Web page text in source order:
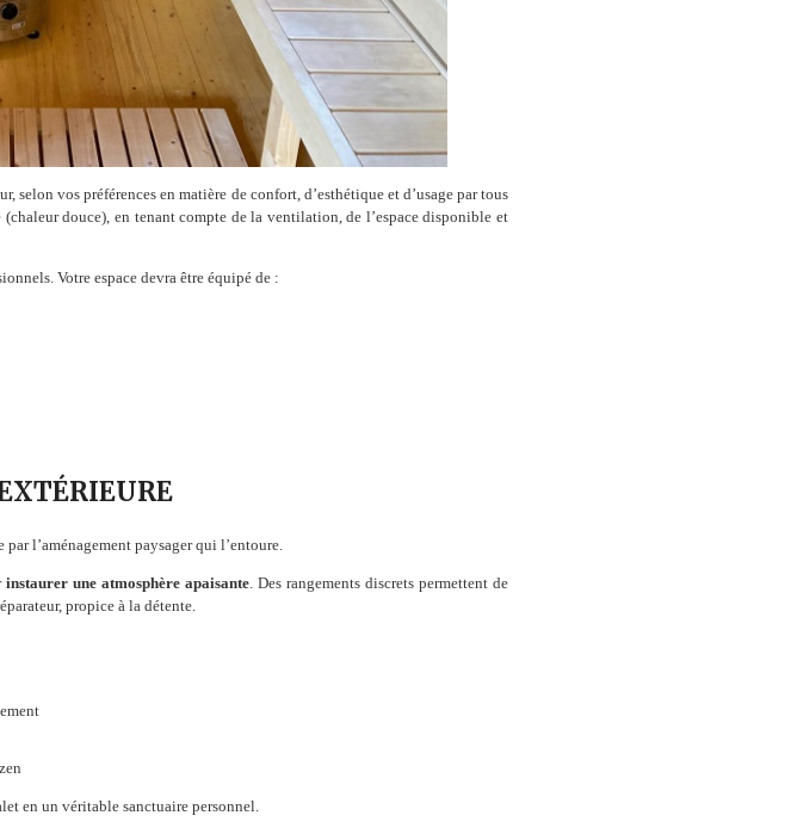
selon vos préférences en matière de confort, d’esthétique et d’usage par tous
douce), en tenant compte de la ventilation, de l’espace disponible et
Votre espace devra être équipé de :
l’aménagement paysager qui l’entoure.
instaurer une atmosphère apaisante. Des rangements discrets permettent de
propice à la détente.
en un véritable sanctuaire personnel.